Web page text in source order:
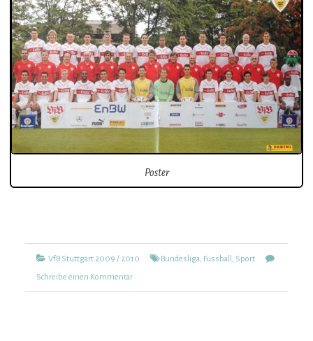
Poster
Kategorien
VfB Stuttgart 2009 / 2010 TagsBundesliga, Fussball , Sport
Schreibe einen Kommentarzu
VfB